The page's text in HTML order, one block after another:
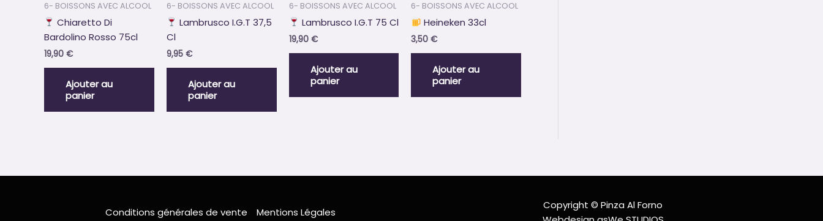
6- BOISSONS AVEC ALCOOL
Chiaretto Di
Bardolino Rosso 75cl
19,90 €
Ajouter au
panier
6- BOISSONS AVEC ALCOOL
Lambrusco I.G.T 37,5
Cl
9,95 €
Ajouter au
panier
6- BOISSONS AVEC ALCOOL
Lambrusco I.G.T 75 Cl
19,90 €
Ajouter au
panier
6- BOISSONS AVEC ALCOOL
Heineken 33cl
3,50€
Ajouter au
panier
Conditions générales de vente Mentions Légales
Copyright © Pinza Al Forno